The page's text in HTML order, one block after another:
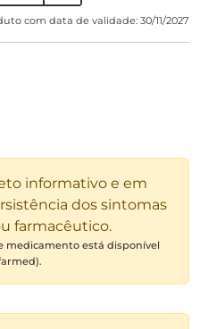
com data de validade: 30/11/2027
informativo e em
dos sintomas
farmacêutico.
medicamento está disponível